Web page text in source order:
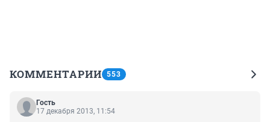
КОММЕНТАРИИ 553
Гость
17 декабря 2013, 11:54